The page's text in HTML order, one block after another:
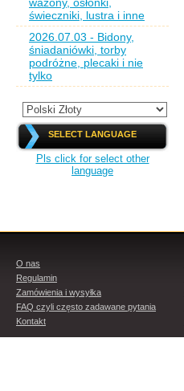
świeczniki, lustra i inne
2026.07.03 - Bidony,
śniadaniówki, torby
podróżne, plecaki i nie
tylko
SELECT LANGUAGE
Pls click for select other
language
O nas
Regulamin
Zamówienia i wysyłka
FAQ czyli często zadawane pytania
Kontakt